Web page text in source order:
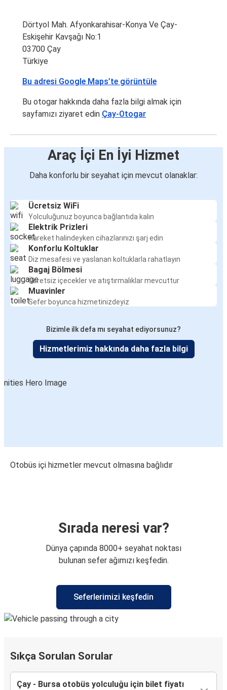
Dörtyol Mah. Afyonkarahisar-Konya Ve Çay-
Eskişehir Kavşağı No:1
03700 Çay
Türkiye
Bu adresi Google Maps’te görüntüle
Bu otogar hakkında daha fazla bilgi almak için
sayfamızı ziyaret edin Çay-Otogar
Araç İçi En İyi Hizmet
Daha konforlu bir seyahat için mevcut olanaklar:
Ücretsiz WiFi
Yolculuğunuz boyunca bağlantıda kalın
Elektrik Prizleri
Hareket halindeyken cihazlarınızı şarj edin
Konforlu Koltuklar
Diz mesafesi ve yaslanan koltuklarla rahatlayın
Bagaj Bölmesi
Ücretsiz içecekler ve atıştırmalıklar mevcuttur
Muavinler
Sefer boyunca hizmetinizdeyiz
Bizimle ilk defa mı seyahat ediyorsunuz?
Hizmetlerimiz hakkında daha fazla bilgi
Otobüs içi hizmetler mevcut olmasına bağlıdır
Sırada neresi var?
Dünya çapında 8000+ seyahat noktası
bulunan sefer ağımızı keşfedin.
Seferlerimizi keşfedin
Sıkça Sorulan Sorular
Çay - Bursa otobüs yolculuğu için bilet fiyatı